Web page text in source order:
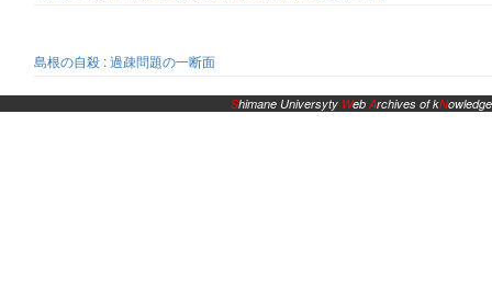
島根の自殺 : 過疎問題の一断面
Shimane Universyty WebArchives of kNowledge